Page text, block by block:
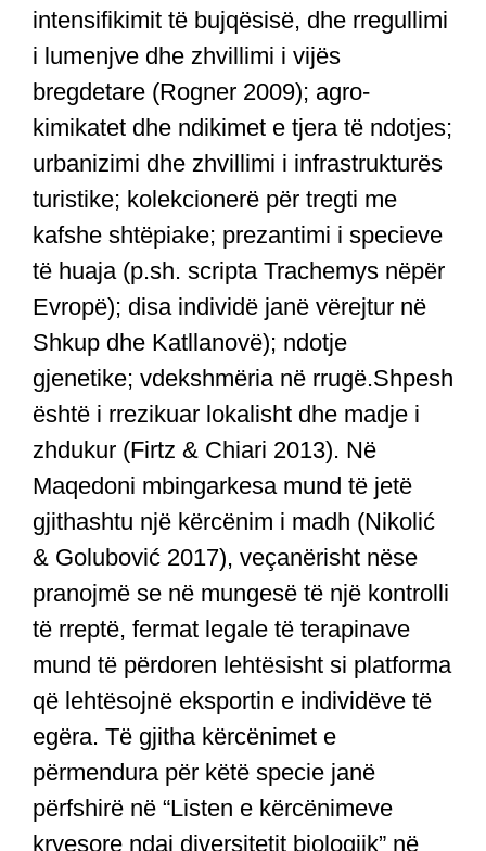
intensifikimit të bujqësisë, dhe rregullimi
i lumenjve dhe zhvillimi i vijës
bregdetare (Rogner 2009); agro-
kimikatet dhe ndikimet e tjera të ndotjes;
urbanizimi dhe zhvillimi i infrastrukturës
turistike; kolekcionerë për tregti me
kafshe shtëpiake; prezantimi i specieve
të huaja (p.sh. scripta Trachemys nëpër
Evropë); disa individë janë vërejtur në
Shkup dhe Katllanovë); ndotje
gjenetike; vdekshmëria në rrugë.Shpesh
është i rrezikuar lokalisht dhe madje i
zhdukur (Firtz & Chiari 2013). Në
Maqedoni mbingarkesa mund të jetë
gjithashtu një kërcënim i madh (Nikolić
& Golubović 2017), veçanërisht nëse
pranojmë se në mungesë të një kontrolli
të rreptë, fermat legale të terapinave
mund të përdoren lehtësisht si platforma
që lehtësojnë eksportin e individëve të
egëra. Të gjitha kërcënimet e
përmendura për këtë specie janë
përfshirë në “Listen e kërcënimeve
kryesore ndaj diversitetit biologjik” në